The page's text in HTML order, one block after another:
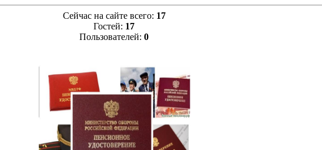
Сейчас на сайте всего: 17
Гостей: 17
Пользователей: 0